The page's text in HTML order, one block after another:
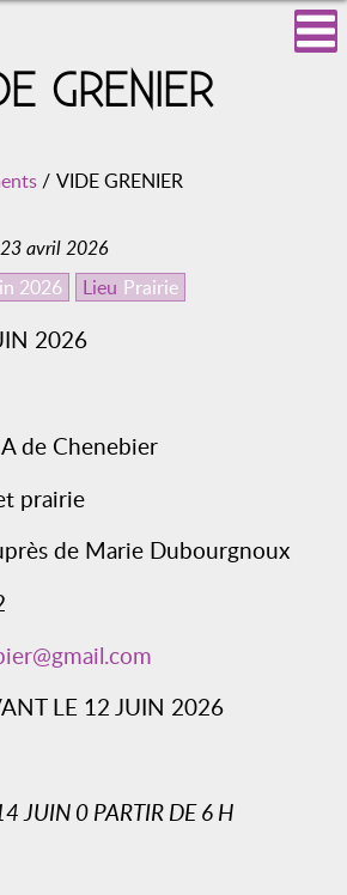
GRENIER
/ VIDE GRENIER
avril 2026
2026 Lieu Prairie
2026
de Chenebier
prairie
de Marie Dubourgnoux
LE 12 JUIN 2026
JUIN 0 PARTIR DE 6 H